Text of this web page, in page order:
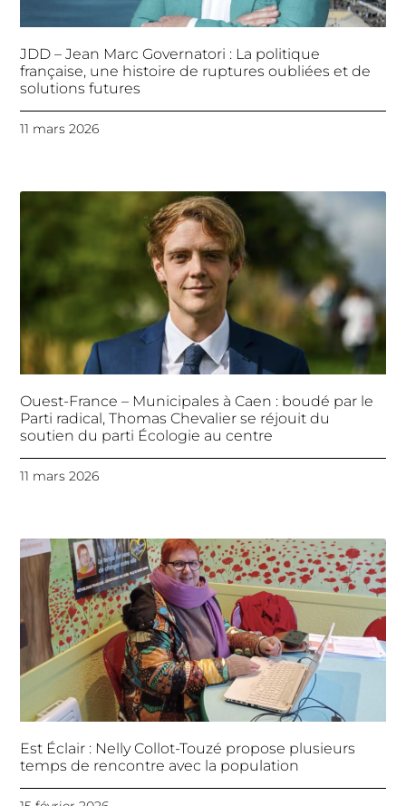
JDD – Jean Marc Governatori : La politique
française, une histoire de ruptures oubliées et de
solutions futures
11 mars 2026
Ouest-France – Municipales à Caen : boudé par le
Parti radical, Thomas Chevalier se réjouit du
soutien du parti Écologie au centre
11 mars 2026
Est Éclair : Nelly Collot-Touzé propose plusieurs
temps de rencontre avec la population